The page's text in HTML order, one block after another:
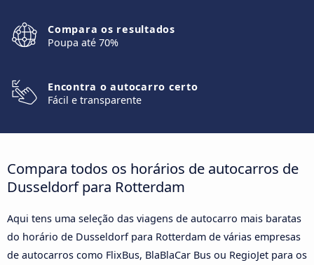
Compara os resultados
Poupa até 70%
Encontra o autocarro certo
Fácil e transparente
Compara todos os horários de autocarros de
Dusseldorf para Rotterdam
Aqui tens uma seleção das viagens de autocarro mais baratas
do horário de Dusseldorf para Rotterdam de várias empresas
de autocarros como FlixBus, BlaBlaCar Bus ou RegioJet para os